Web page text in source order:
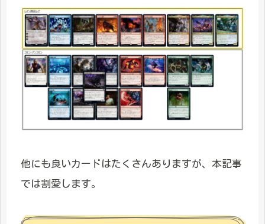
他にも良いカードはたくさんありますが、本記事
では割愛します。